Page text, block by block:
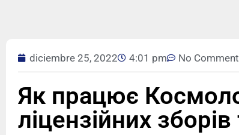
diciembre 25, 2022 4:01 pm No
Як працює
ліцензійних